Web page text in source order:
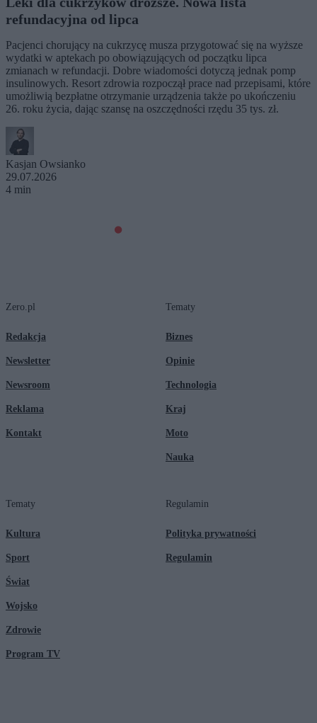
refundacyjna od lipca
Pacjenci chorujący na cukrzycę musza przygotować się na wyższe
wydatki w aptekach po obowiązujących od początku lipca
zmianach w refundacji. Dobre wiadomości dotyczą jednak pomp
insulinowych. Resort zdrowia rozpoczął prace nad przepisami, które
umożliwią bezpłatne otrzymanie urządzenia także po ukończeniu
26. roku życia, dając szansę na oszczędności rzędu 35 tys. zł.
Kasjan Owsianko
29.07.2026
4 min
Zero.pl
Redakcja
Newsletter
Newsroom
Reklama
Kontakt
Tematy
Biznes
Opinie
Technologia
Kraj
Moto
Nauka
Tematy
Kultura
Sport
Świat
Wojsko
Zdrowie
Program TV
Regulamin
Polityka prywatności
Regulamin